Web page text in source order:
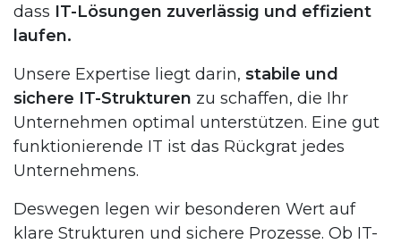
dass IT-Lösungen zuverlässig und effizient
laufen.
Unsere Expertise liegt darin, stabile und
sichere IT-Strukturen zu schaffen, die Ihr
Unternehmen optimal unterstützen. Eine gut
funktionierende IT ist das Rückgrat jedes
Unternehmens.
Deswegen legen wir besonderen Wert auf
klare Strukturen und sichere Prozesse. Ob IT-